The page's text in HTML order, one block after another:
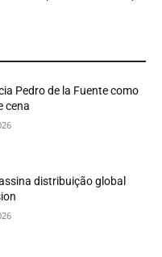
Pedro de la Fuente como
cena
distribuição global